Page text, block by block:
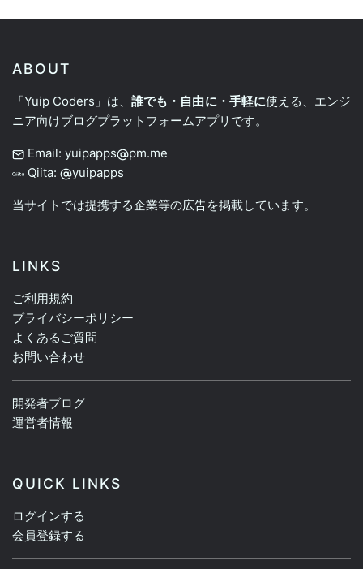
ABOUT
「Yuip Coders」は、誰でも・自由に・手軽に使える、エンジ
ニア向けブログプラットフォームアプリです。
Email: yuipapps
pm.me
Qiita:
yuipapps
当サイトでは提携する企業等の広告を掲載しています。
LINKS
ご利用規約
プライバシーポリシー
よくあるご質問
お問い合わせ
開発者ブログ
運営者情報
QUICK LINKS
ログインする
会員登録する